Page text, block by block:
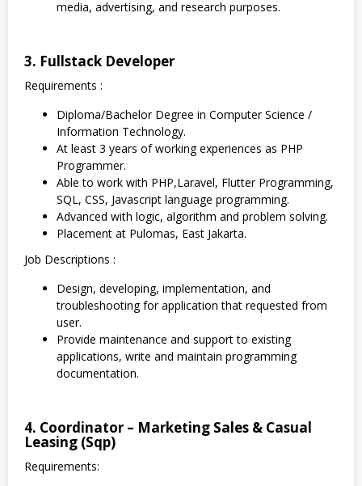
media, advertising, and research purposes.
3. Fullstack Developer
Requirements :
Diploma/Bachelor Degree in Computer Science /
Information Technology.
At least 3 years of working experiences as PHP
Programmer.
Able to work with PHP,Laravel, Flutter Programming,
SQL, CSS, Javascript language programming.
Advanced with logic, algorithm and problem solving.
Placement at Pulomas, East Jakarta.
Job Descriptions :
Design, developing, implementation, and
troubleshooting for application that requested from
user.
Provide maintenance and support to existing
applications, write and maintain programming
documentation.
4. Coordinator – Marketing Sales & Casual
Leasing (Sqp)
Requirements: